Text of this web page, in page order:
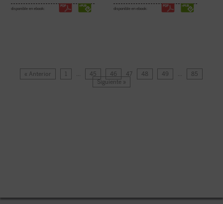
disponible en ebook: disponible en ebook:
« Anterior 1 … 45 46 47 48 49 …
85
Siguiente »